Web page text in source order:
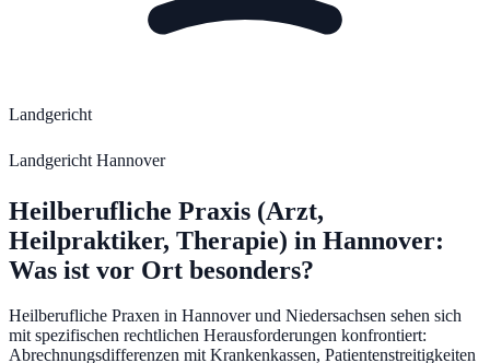
Landgericht
Landgericht Hannover
Heilberufliche Praxis (Arzt,
Heilpraktiker, Therapie) in Hannover:
Was ist vor Ort besonders?
Heilberufliche Praxen in Hannover und Niedersachsen sehen sich
mit spezifischen rechtlichen Herausforderungen konfrontiert:
Abrechnungsdifferenzen mit Krankenkassen, Patientenstreitigkeiten